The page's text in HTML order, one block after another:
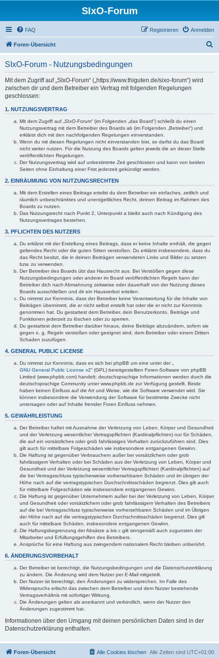
SIxO-Forum
FAQ Anmelden
Registrieren
Foren-Übersicht
SIxO-Forum - Nutzungsbedingungen
Mit dem Zugriff auf „SIxO-Forum“ („https://www.thiguten.de/sixo-forum“) wird
zwischen dir und dem Betreiber ein Vertrag mit folgenden Regelungen
geschlossen:
1. NUTZUNGSVERTRAG
Mit dem Zugriff auf „SIxO-Forum“ (im Folgenden „das Board“) schließt du einen
Nutzungsvertrag mit dem Betreiber des Boards ab (im Folgenden „Betreiber“) und
erklärst dich mit den nachfolgenden Regelungen einverstanden.
Wenn du mit diesen Regelungen nicht einverstanden bist, so darfst du das Board
nicht weiter nutzen. Für die Nutzung des Boards gelten jeweils die an dieser Stelle
veröffentlichten Regelungen.
Der Nutzungsvertrag wird auf unbestimmte Zeit geschlossen und kann von beiden
Seiten ohne Einhaltung einer Frist jederzeit gekündigt werden.
2. EINRÄUMUNG VON NUTZUNGSRECHTEN
Mit dem Erstellen eines Beitrags erteilst du dem Betreiber ein einfaches, zeitlich und
räumlich unbeschränktes und unentgeltliches Recht, deinen Beitrag im Rahmen des
Boards zu nutzen.
Das Nutzungsrecht nach Punkt 2, Unterpunkt a bleibt auch nach Kündigung des
Nutzungsvertrages bestehen.
3. PFLICHTEN DES NUTZERS
Du erklärst mit der Erstellung eines Beitrags, dass er keine Inhalte enthält, die gegen
geltendes Recht oder die guten Sitten verstoßen. Du erklärst insbesondere, dass du
das Recht besitzt, die in deinen Beiträgen verwendeten Links und Bilder zu setzen
bzw. zu verwenden.
Der Betreiber des Boards übt das Hausrecht aus. Bei Verstößen gegen diese
Nutzungsbedingungen oder anderer im Board veröffentlichten Regeln kann der
Betreiber dich nach Abmahnung zeitweise oder dauerhaft von der Nutzung dieses
Boards ausschließen und dir ein Hausverbot erteilen.
Du nimmst zur Kenntnis, dass der Betreiber keine Verantwortung für die Inhalte von
Beiträgen übernimmt, die er nicht selbst erstellt hat oder die er nicht zur Kenntnis
genommen hat. Du gestattest dem Betreiber, dein Benutzerkonto, Beiträge und
Funktionen jederzeit zu löschen oder zu sperren.
Du gestattest dem Betreiber darüber hinaus, deine Beiträge abzuändern, sofern sie
gegen o. g. Regeln verstoßen oder geeignet sind, dem Betreiber oder einem Dritten
Schaden zuzufügen.
4. GENERAL PUBLIC LICENSE
Du nimmst zur Kenntnis, dass es sich bei phpBB um eine unter der „
GNU General Public License v2“ (GPL) bereitgestellten Foren-Software von phpBB
Limited (www.phpbb.com) handelt; deutschsprachige Informationen werden durch die
deutschsprachige Community unter www.phpbb.de zur Verfügung gestellt. Beide
haben keinen Einfluss auf die Art und Weise, wie die Software verwendet wird. Sie
können insbesondere die Verwendung der Software für bestimmte Zwecke nicht
untersagen oder auf Inhalte fremder Foren Einfluss nehmen.
5. GEWÄHRLEISTUNG
Der Betreiber haftet mit Ausnahme der Verletzung von Leben, Körper und Gesundheit
und der Verletzung wesentlicher Vertragspflichten (Kardinalpflichten) nur für Schäden,
die auf ein vorsätzliches oder grob fahrlässiges Verhalten zurückzuführen sind. Dies
gilt auch für mittelbare Folgeschäden wie insbesondere entgangenen Gewinn.
Die Haftung ist gegenüber Verbrauchern außer bei vorsätzlichem oder grob
fahrlässigem Verhalten oder bei Schäden aus der Verletzung von Leben, Körper und
Gesundheit und der Verletzung wesentlicher Vertragspflichten (Kardinalpflichten) auf
die bei Vertragsschluss typischerweise vorhersehbaren Schäden und im übrigen der
Höhe nach auf die vertragstypischen Durchschnittsschäden begrenzt. Dies gilt auch
für mittelbare Folgeschäden wie insbesondere entgangenen Gewinn.
Die Haftung ist gegenüber Unternehmern außer bei der Verletzung von Leben, Körper
und Gesundheit oder vorsätzlichem oder grob fahrlässigem Verhalten des Betreibers
auf die bei Vertragsschluss typischerweise vorhersehbaren Schäden und im Übrigen
der Höhe nach auf die vertragstypischen Durchschnittsschäden begrenzt. Dies gilt
auch für mittelbare Schäden, insbesondere entgangenen Gewinn.
Die Haftungsbegrenzung der Absätze a bis c gilt sinngemäß auch zugunsten der
Mitarbeiter und Erfüllungsgehilfen des Betreibers.
Ansprüche für eine Haftung aus zwingendem nationalem Recht bleiben unberührt.
6. ÄNDERUNGSVORBEHALT
Der Betreiber ist berechtigt, die Nutzungsbedingungen und die Datenschutzerklärung
zu ändern. Die Änderung wird dem Nutzer per E-Mail mitgeteilt.
Der Nutzer ist berechtigt, den Änderungen zu widersprechen. Im Falle des
Widerspruchs erlischt das zwischen dem Betreiber und dem Nutzer bestehende
Vertragsverhältnis mit sofortiger Wirkung.
Die Änderungen gelten als anerkannt und verbindlich, wenn der Nutzer den
Änderungen zugestimmt hat.
Informationen über den Umgang mit deinen persönlichen Daten sind in der
Datenschutzerklärung enthalten.
Foren-Übersicht Alle Zeiten sind UTC+01:00
Alle Cookies löschen